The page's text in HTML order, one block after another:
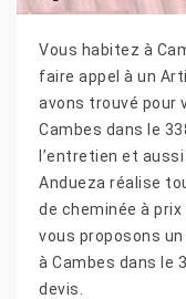
Vous habitez à
faire appel à un
avons trouvé pour
Cambes dans le
l’entretien et
Andueza réalise
de cheminée à
vous proposons
à Cambes dans le
devis.